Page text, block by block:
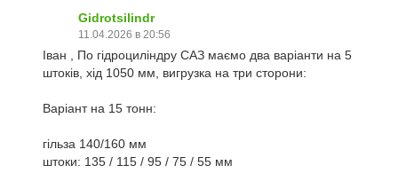
Gidrotsilindr
11.04.2026 в 20:56
Іван , По гідроциліндру САЗ маємо два варіанти на 5
штоків, хід 1050 мм, вигрузка на три сторони:
Варіант на 15 тонн:
гільза 140/160 мм
штоки: 135 / 115 / 95 / 75 / 55 мм